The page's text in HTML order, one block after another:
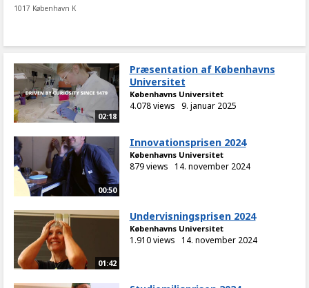
1017 København K
02:18
Præsentation af Københavns
Universitet
Københavns Universitet
4.078 views 9. januar 2025
00:50
Innovationsprisen 2024
Københavns Universitet
879 views 14. november 2024
01:42
Undervisningsprisen 2024
Københavns Universitet
1.910 views 14. november 2024